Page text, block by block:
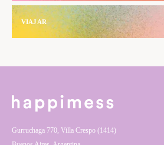
VIAJAR
Gurruchaga 770, Villa Crespo (1414)